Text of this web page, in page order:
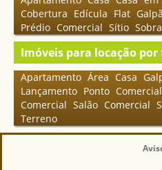
Cobertura Edícula Flat
Prédio Comercial Sítio
Imóveis para locação
Apartamento Área Casa
Lançamento Ponto Comercial
Comercial Salão Comercial
Terreno